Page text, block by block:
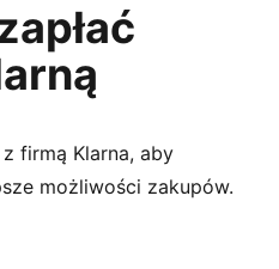
firmą Klarna, aby
możliwości zakupów.